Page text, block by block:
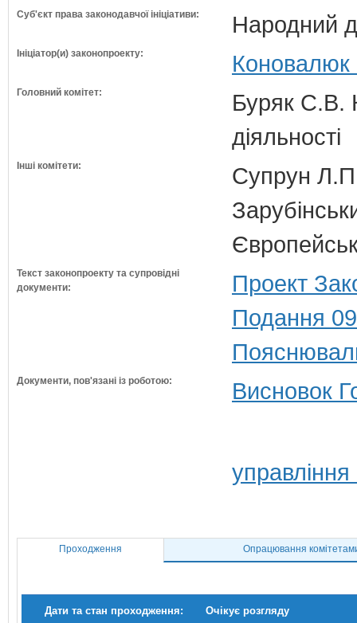
Суб'єкт права законодавчої ініціативи: Народний
Ініціатор(и) законопроекту: Коновалюк
Головний комітет:
Буряк С.В.
діяльності
Інші комітети:
Супрун
Текст законопроекту та супровідні
документи:
Проект
Подання
Документи, пов'язані із роботою: Висновок
Проходження Опрацювання
Дати та стан проходження: Очікує розгляду